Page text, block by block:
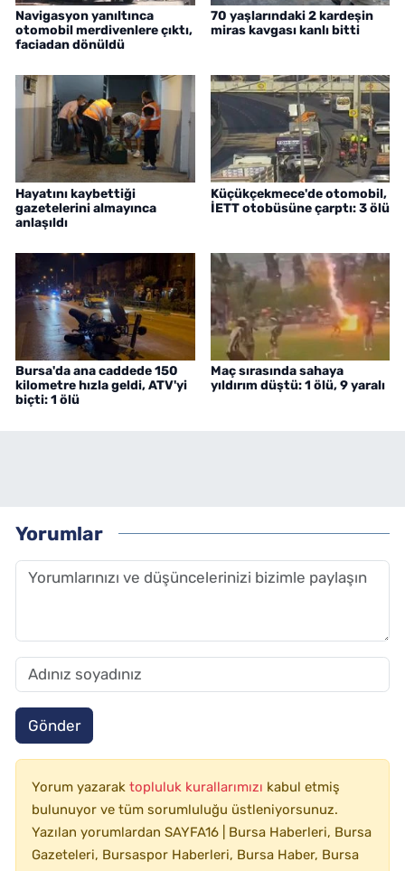
Navigasyon yanıltınca
otomobil merdivenlere çıktı,
faciadan dönüldü
70 yaşlarındaki 2 kardeşin
miras kavgası kanlı bitti
Hayatını kaybettiği
gazetelerini almayınca
anlaşıldı
Küçükçekmece'de otomobil,
İETT otobüsüne çarptı: 3 ölü
Bursa'da ana caddede 150
kilometre hızla geldi, ATV'yi
biçti: 1 ölü
Maç sırasında sahaya
yıldırım düştü: 1 ölü, 9 yaralı
Yorumlar
Gönder
Yorum yazarak topluluk kurallarımızı kabul etmiş
bulunuyor ve tüm sorumluluğu üstleniyorsunuz.
Yazılan yorumlardan SAYFA16 | Bursa Haberleri, Bursa
Gazeteleri, Bursaspor Haberleri, Bursa Haber, Bursa